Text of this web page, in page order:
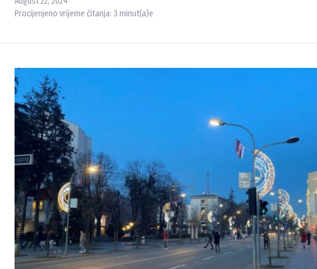
Procijenjeno vrijeme čitanja: 3 minut(a)e